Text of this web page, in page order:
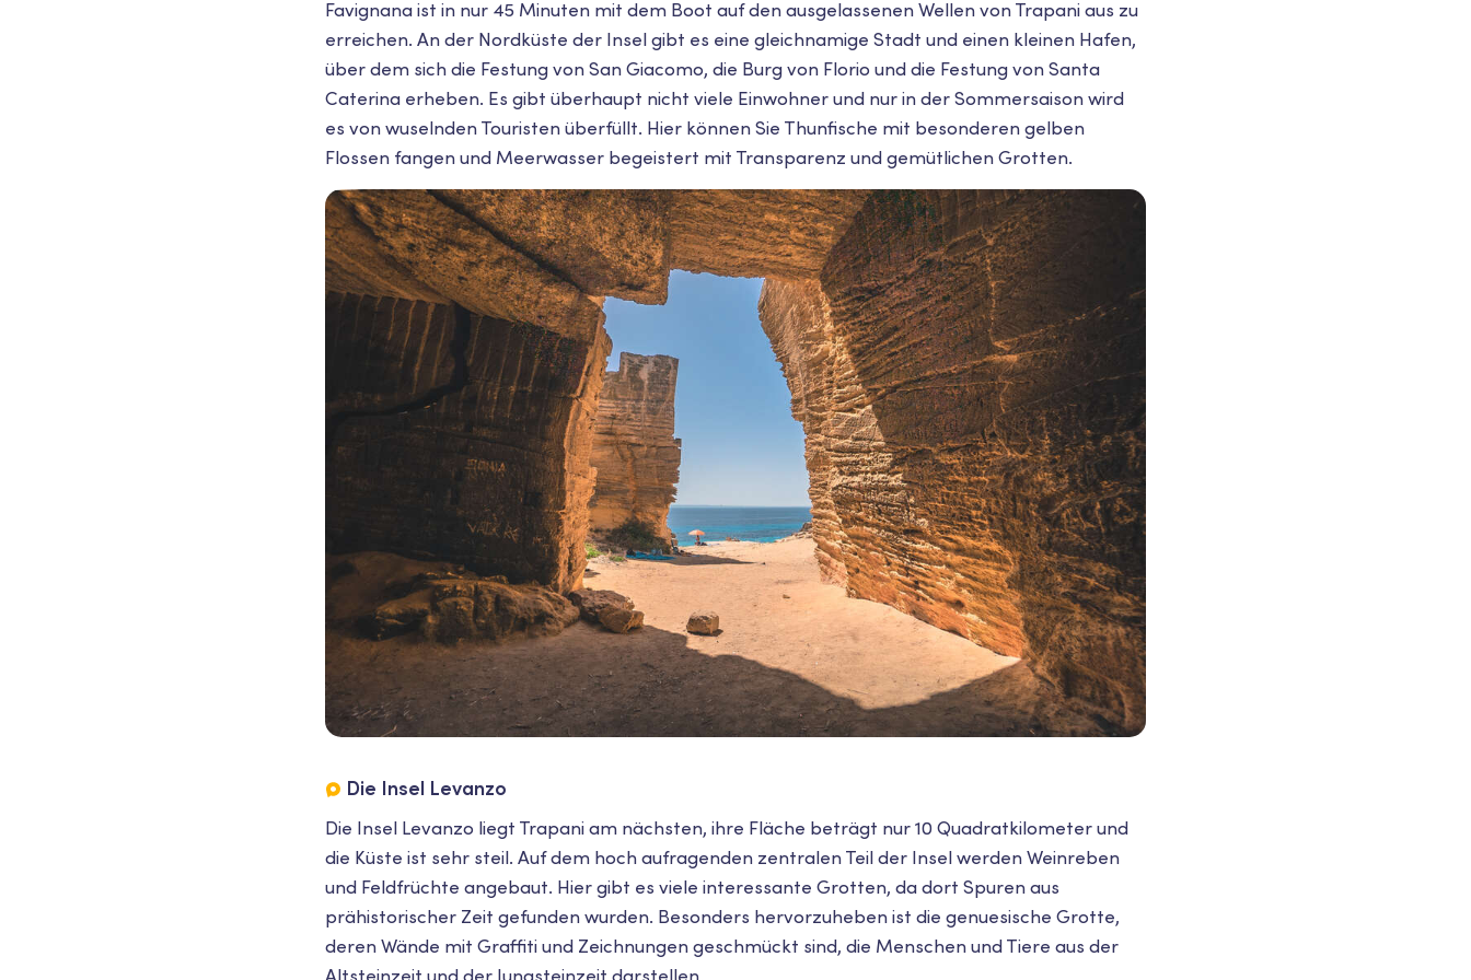
Favignana ist in nur 45 Minuten mit dem Boot auf den ausgelassenen Wellen von Trapani aus zu
erreichen. An der Nordküste der Insel gibt es eine gleichnamige Stadt und einen kleinen Hafen,
über dem sich die Festung von San Giacomo, die Burg von Florio und die Festung von Santa
Caterina erheben. Es gibt überhaupt nicht viele Einwohner und nur in der Sommersaison wird
es von wuselnden Touristen überfüllt. Hier können Sie Thunfische mit besonderen gelben
Flossen fangen und Meerwasser begeistert mit Transparenz und gemütlichen Grotten.
Die Insel Levanzo
Die Insel Levanzo liegt Trapani am nächsten, ihre Fläche beträgt nur 10 Quadratkilometer und
die Küste ist sehr steil. Auf dem hoch aufragenden zentralen Teil der Insel werden Weinreben
und Feldfrüchte angebaut. Hier gibt es viele interessante Grotten, da dort Spuren aus
prähistorischer Zeit gefunden wurden. Besonders hervorzuheben ist die genuesische Grotte,
deren Wände mit Graffiti und Zeichnungen geschmückt sind, die Menschen und Tiere aus der